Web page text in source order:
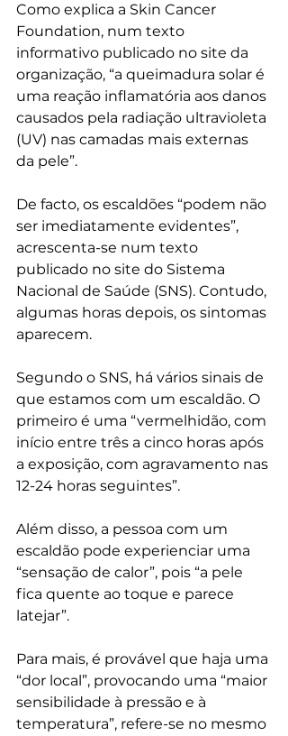
Como explica a Skin Cancer
Foundation, num texto
informativo publicado no site da
organização, “a queimadura solar é
uma reação inflamatória aos danos
causados pela radiação ultravioleta
(UV) nas camadas mais externas
da pele”.
De facto, os escaldões “podem não
ser imediatamente evidentes”,
acrescenta-se num texto
publicado no site do Sistema
Nacional de Saúde (SNS). Contudo,
algumas horas depois, os sintomas
aparecem.
Segundo o SNS, há vários sinais de
que estamos com um escaldão. O
primeiro é uma “vermelhidão, com
início entre três a cinco horas após
a exposição, com agravamento nas
12-24 horas seguintes”.
Além disso, a pessoa com um
escaldão pode experienciar uma
“sensação de calor”, pois “a pele
fica quente ao toque e parece
latejar”.
Para mais, é provável que haja uma
“dor local”, provocando uma “maior
sensibilidade à pressão e à
temperatura”, refere-se no mesmo